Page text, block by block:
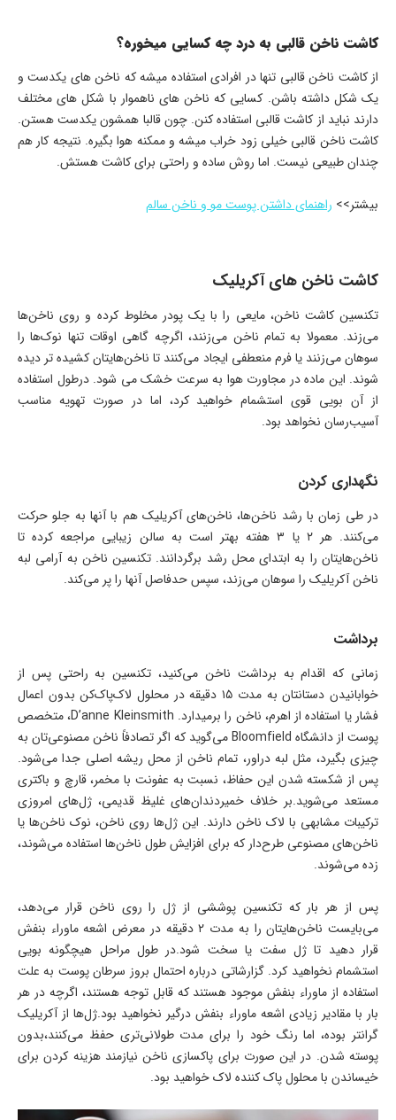
کاشت ناخن قالبی به درد چه کسایی میخوره؟
از کاشت ناخن قالبی تنها در افرادی استفاده میشه که ناخن های یکدست و
یک شکل داشته باشن. کسایی که ناخن های ناهموار با شکل های مختلف
دارند نباید از کاشت قالبی استفاده کنن. چون قالبا همشون یکدست هستن.
کاشت ناخن قالبی خیلی زود خراب میشه و ممکنه هوا بگیره. نتیجه کار هم
چندان طبیعی نیست. اما روش ساده و راحتی برای کاشت هستش.
بیشتر>> راهنمای داشتن پوست مو و ناخن سالم
کاشت ناخن‌ های آکریلیک
تکنسین کاشت ناخن، مایعی را با یک پودر مخلوط کرده و روی ناخن‌ها
می‌زند. معمولا به تمام ناخن می‌زنند، اگرچه گاهی‌ اوقات تنها نوک‌ها را
سوهان می‌زنند یا فرم منعطفی ایجاد می‌کنند تا ناخن‌هایتان کشیده تر دیده
شوند. این ماده در مجاورت هوا به سرعت خشک می شود. درطول استفاده
از آن بویی قوی استشمام خواهید کرد، اما در صورت تهویه مناسب
آسیب‌رسان نخواهد بود.
نگهداری کردن
در طی زمان با رشد ناخن‌ها، ناخن‌های آکریلیک هم با آنها به جلو حرکت
می‌کنند. هر ۲ یا ۳ هفته بهتر است به سالن‌ زیبایی مراجعه کرده تا
ناخن‌هایتان را به ابتدای محل رشد برگردانند. تکنسین ناخن به آرامی لبه
ناخن آکریلیک را سوهان می‌زند، سپس حد‌فاصل آنها را پر می‌کند.
برداشت
زمانی که اقدام به برداشت ناخن می‌کنید، تکنسین به راحتی پس از
خوابانیدن دستانتان به مدت ۱۵ دقیقه در محلول لاک‌پاک‌کن بدون اعمال
فشار یا استفاده از اهرم، ناخن را بر‌میدارد. D’anne Kleinsmith، متخصص
پوست از دانشگاه Bloomfield می‌گوید که اگر تصادفاً ناخن مصنوعی‌تان به
چیزی بگیرد، مثل لبه دراور، تمام ناخن از محل ریشه اصلی جدا می‌شود.
پس از شکسته شدن این حفاظ، نسبت به عفونت با مخمر، قارچ و باکتری
مستعد می‌شوید.بر خلاف خمیردندان‌های غلیظ قدیمی، ژل‌های امروزی
ترکیبات مشابهی با لاک ناخن دارند. این ژل‌ها روی ناخن، نوک ناخن‌ها یا
ناخن‌های مصنوعی طرح‌دار که برای افزایش طول ناخن‌ها استفاده می‌شوند،
زده می‌شوند.
پس از هر بار که تکنسین پوششی از ژل را روی ناخن قرار می‌دهد،
می‌بایست ناخن‌هایتان را به مدت‌ ۲ دقیقه در معرض اشعه ماوراء بنفش
قرار دهید تا ژل سفت یا سخت شود.در طول مراحل هیچگونه بویی
استشمام نخواهید کرد. گزارشاتی درباره احتمال بروز سرطان پوست به علت
استفاده از ماوراء بنفش موجود هستند که قابل توجه هستند، اگرچه در هر
بار با مقادیر زیادی اشعه ماوراء بنفش درگیر نخواهید بود.ژل‌ها از آکریلیک
گرانتر بوده، اما رنگ خود را برای مدت طولانی‌تری حفظ می‌کنند،بدون
پوسته شدن. در این صورت برای پاکسازی ناخن نیازمند هزینه کردن برای
خیساندن با محلول پاک کننده لاک خواهید بود.